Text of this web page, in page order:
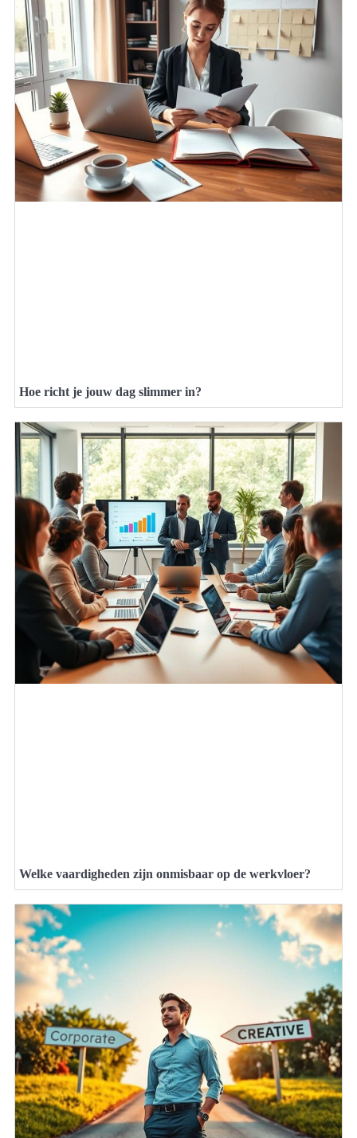
Hoe richt je jouw dag slimmer in?
Welke vaardigheden zijn onmisbaar op de werkvloer?